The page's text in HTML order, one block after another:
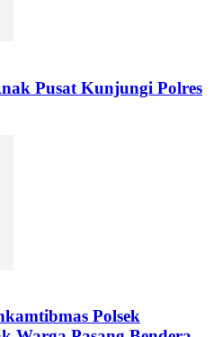
Pusat Kunjungi Polres
Polsek